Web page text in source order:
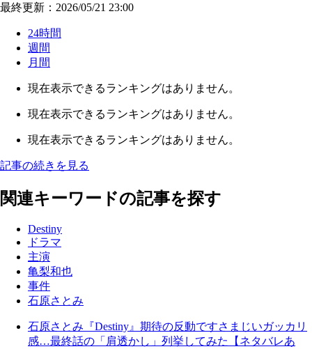
最終更新：2026/05/21 23:00
24時間
週間
月間
現在表示できるランキングはありません。
現在表示できるランキングはありません。
現在表示できるランキングはありません。
記事の続きを見る
関連キーワードの記事を探す
Destiny
ドラマ
主演
亀梨和也
事件
石原さとみ
石原さとみ『Destiny』期待の反動ですさまじいガッカリ
感…最終話の「肩透かし」列挙してみた【ネタバレあ